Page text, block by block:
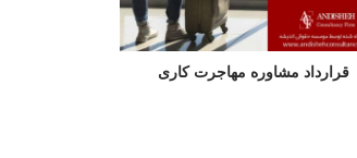
قرارداد مشاوره مهاجرت کاری